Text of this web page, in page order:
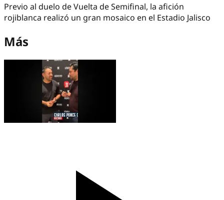
Previo al duelo de Vuelta de Semifinal, la afición
rojiblanca realizó un gran mosaico en el Estadio Jalisco
Más